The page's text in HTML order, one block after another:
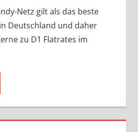
Netz gilt als das beste
Deutschland und daher
zu D1 Flatrates im